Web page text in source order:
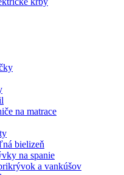
na matrace
bielizeň
na spanie
a vankúšov